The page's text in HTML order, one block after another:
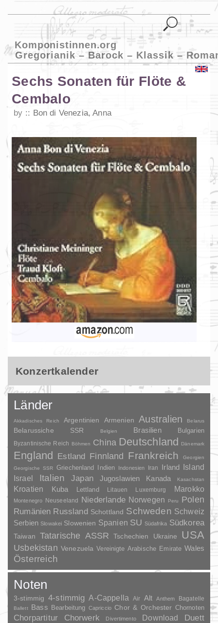
Komponistinnen.org
Gregorianik – Barock – Klassik –
Sechs Sonaten für Flöte &
Cembalo
by Bon di Venezia, Anna
Konzertkalender
Länder
Akkadisches Reich Argentinien Armenien Australien Belarus
Belarussiche SSR Belgien Brasilien Bulgarien
Byzantinische Reich Böhmen China Deutschland Dänemark
England Estland Finnland Frankreich
Georgien
Georgische SSR
Griechenland Indien Indonesien Iran Irland
Island
Israel
Italien Japan Jugoslawien Kanada Kasachstan
Kroatien Kuba Lettland Litauen Luxemburg Marokko
Montenegro Neuseeland Niederlande Norwegen Peru
Polen
Rumänien Russland Schottland Schweden Schweiz
Serbien Slowakei Slowenien Spanien SU Südafrika Südkorea
Taiwan Tatarische ASSR Tschechien Ukraine USA
Usbekistan Venezuela Vereinigte Arabische Emirate Wales
Österreich
Noten
3-stimmig 4-stimmig A-Cappella Air Alt Anthem Bagatelle
Ballett Bass Bearbeitung Capriccio Chor & Orchester Chornoten
Chorpartitur Chorwerk Divertimento Download
Duett